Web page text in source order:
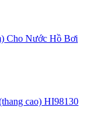
Cho Nước Hồ Bơi
cao) HI98130